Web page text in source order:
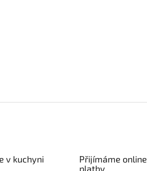
v kuchyni
Přijímáme online
platby